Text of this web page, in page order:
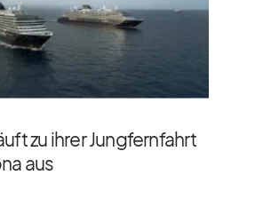
zu ihrer Jungfernfahrt
aus